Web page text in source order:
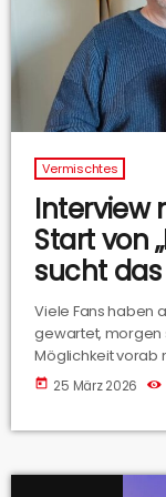
Vermischtes
Interview
Start von
sucht das
Viele Fans haben
gewartet, morgen
Möglichkeit vorab
aus Grevenbroich
today 25 März 2026